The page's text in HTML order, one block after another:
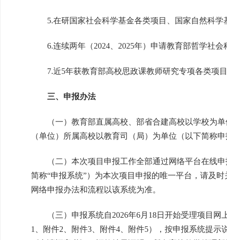
5.在研国家社会科学基金各类项目、国家自然科学
6.连续两年（2024、2025年）申请教育部哲学社会
7.近5年获教育部高校思政课教师研究专项各类项
三、申报办法
（一）教育部直属高校、部省合建高校以学校为单
（单位）所属高校以教育司（局）为单位（以下简称
（二）本次项目申报工作全部通过网络平台在线申
简称“申报系统”）为本次项目申报的唯一平台，请及
网络申报办法和流程以该系统为准。
（三）申报系统自2026年6月18日开始受理项目网
1、附件2、附件3、附件4、附件5），按申报系统提